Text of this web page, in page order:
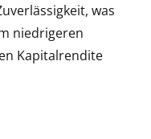
was
niedrigeren
Kapitalrendite